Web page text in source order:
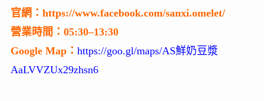
官網：https://www.facebook.com/sanxi.omelet/
營業時間：05:30–13:30
Google Map： https://goo.gl/maps/AS鮮奶豆漿
AaLVVZUx29zhsn6